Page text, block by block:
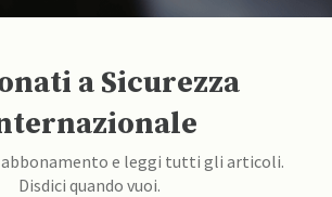
a Sicurezza
e leggi tutti gli articoli.
Disdici quando vuoi.